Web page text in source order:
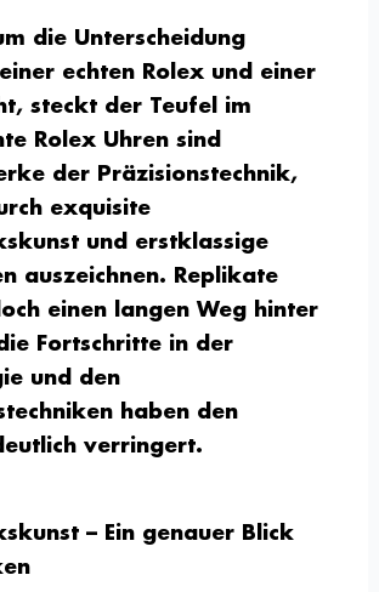
die Unterscheidung
echten Rolex und einer
steckt der Teufel im
Rolex Uhren sind
der Präzisionstechnik,
exquisite
und erstklassige
auszeichnen. Replikate
einen langen Weg hinter
Fortschritte in der
und den
haben den
verringert.
– Ein genauer Blick